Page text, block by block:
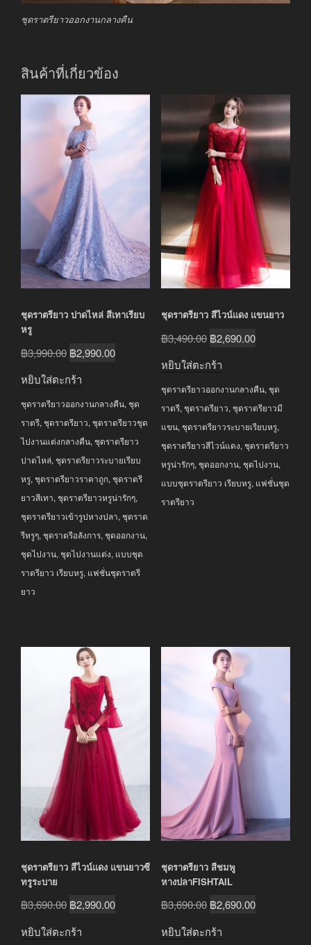
ชุดราตรียาวออกงานกลางคืน
สินค้าที่เกี่ยวข้อง
ชุดราตรียาว ปาดไหล่ สีเทาเรียบ
หรู
฿3,990.00 Original
฿3,990.00.
฿2,990.00Current
฿2,990.00.
หยิบใส่ตะกร้า
ชุดราตรียาวออกงานกลางคืน,ชุด
ราตรี,ชุดราตรียาว,ชุดราตรียาวชุด
ไปงานแต่งกลางคืน,ชุดราตรียาว
ปาดไหล่,ชุดราตรียาวระบายเรียบ
หรู,ชุดราตรียาวราคาถูก,ชุดราตรี
ยาวสีเทา,ชุดราตรียาวหรูน่ารักๆ,
ชุดราตรียาวเข้ารูปหางปลา,ชุดราต
รีหรูๆ,ชุดราตรีอลังการ,ชุดออกงาน,
ชุดไปงาน,ชุดไปงานแต่ง, แบบชุด
ราตรียาว เรียบหรู, แฟชั่นชุดราตรี
ยาว
ชุดราตรียาว สีไวน์แดง แขนยาว
฿3,490.00 Original
฿3,490.00.
฿2,690.00Current
฿2,690.00.
หยิบใส่ตะกร้า
ชุดราตรียาวออกงานกลางคืน,ชุด
ราตรี,ชุดราตรียาว,ชุดราตรียาวมี
แขน,ชุดราตรียาวระบายเรียบหรู,
ชุดราตรียาวสีไวน์แดง,ชุดราตรียาว
หรูน่ารักๆ,ชุดออกงาน,ชุดไปงาน,
แบบชุดราตรียาว เรียบหรู, แฟชั่นชุด
ราตรียาว
ชุดราตรียาว สีไวน์แดง แขนยาวซี
ทรูระบาย
฿3,690.00 Original
฿2,990.00Current
หยิบใส่ตะกร้า
ชุดราตรียาว สีชมพู
หางปลาFISHTAIL
฿3,690.00 Original
฿2,690.00Current
หยิบใส่ตะกร้า